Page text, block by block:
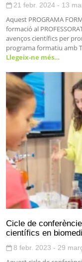
21 febr. 2024 - 13
Aquest PROGRAMA
formació al
avenços científics per
programa formatiu amb
Llegeix-ne més…
Cicle de
científics en
8 febr. 2023 - 29